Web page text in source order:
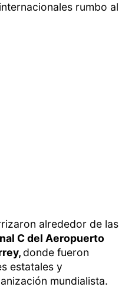
rumbo al
alrededor de las
C del Aeropuerto
donde fueron
estatales y
mundialista.